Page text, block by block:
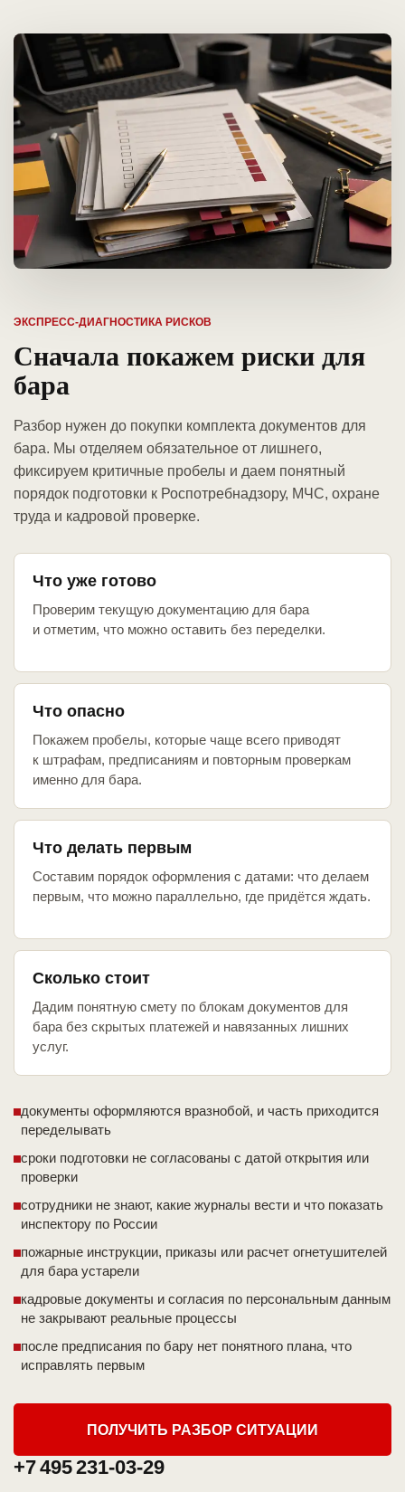
ЭКСПРЕСС-ДИАГНОСТИКА РИСКОВ
Сначала покажем риски для
бара
Разбор нужен до покупки комплекта документов для
бара. Мы отделяем обязательное от лишнего,
фиксируем критичные пробелы и даем понятный
порядок подготовки к Роспотребнадзору, МЧС, охране
труда и кадровой проверке.
Что уже готово
Проверим текущую документацию для бара
и отметим, что можно оставить без переделки.
Что опасно
Покажем пробелы, которые чаще всего приводят
к штрафам, предписаниям и повторным проверкам
именно для бара.
Что делать первым
Составим порядок оформления с датами: что делаем
первым, что можно параллельно, где придётся ждать.
Сколько стоит
Дадим понятную смету по блокам документов для
бара без скрытых платежей и навязанных лишних
услуг.
документы оформляются вразнобой, и часть приходится
переделывать
сроки подготовки не согласованы с датой открытия или
проверки
сотрудники не знают, какие журналы вести и что показать
инспектору по России
пожарные инструкции, приказы или расчет огнетушителей
для бара устарели
кадровые документы и согласия по персональным данным
не закрывают реальные процессы
после предписания по бару нет понятного плана, что
исправлять первым
ПОЛУЧИТЬ РАЗБОР СИТУАЦИИ
+7 495 231-03-29